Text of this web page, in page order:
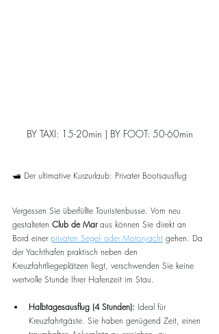
BY TAXI: 15-20min | BY FOOT: 50-60min
🛥️ Der ultimative Kurzurlaub: Privater Bootsausflug
Vergessen Sie überfüllte Touristenbusse. Vom neu
gestalteten Club de Mar aus können Sie direkt an
Bord einer privaten Segel- oder Motoryacht gehen. Da
der Yachthafen praktisch neben den
Kreuzfahrtliegeplätzen liegt, verschwenden Sie keine
wertvolle Stunde Ihrer Hafenzeit im Stau.
Halbtagesausflug (4 Stunden): Ideal für
Kreuzfahrtgäste. Sie haben genügend Zeit, einen